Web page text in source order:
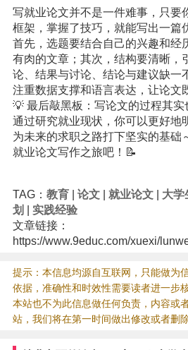
写就业论文并不是一件难事，只要
框架，掌握了技巧，就能写出一篇
首先，选题要结合自己的兴趣和经
有肉的文章；其次，结构要清晰，
论、结果与讨论、结论与建议缺一
注重数据支撑和语言表达，让论文
💡 最后敲黑板：写论文的过程其实
通过研究就业现状，你可以更好地
为未来的求职之路打下坚实的基础
就业论文写作之旅吧！📝
TAG： 教育| 论文| 就业论文| 大学
划
实践经验
文章链接：
https://www.9educ.com/xuexi/
提示：本信息均源自互联网，只能做为
依据，准确性和时效性需要读者进一步
本站也不为此信息做任何负责，内容或
站，我们将在第一时间做出修改或者删